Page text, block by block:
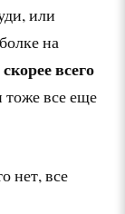
или
на
всего
тоже все еще
нет, все